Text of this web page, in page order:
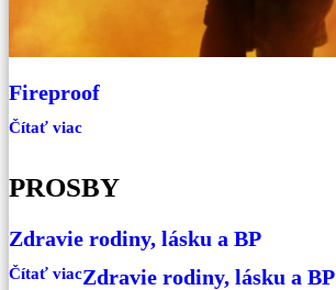
Fireproof
Čítať viac
PROSBY
Zdravie rodiny, lásku a BP
Čítať viacZdravie rodiny, lásku a BP